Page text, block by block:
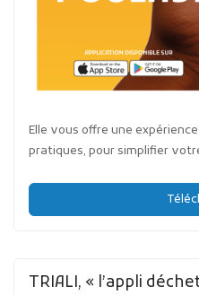
Elle vous offre une
pratiques, pour simplifier
TRIALI, « l’appli